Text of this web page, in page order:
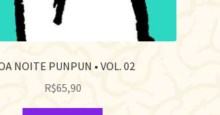
NOITE PUNPUN • VOL. 02
R$65,90